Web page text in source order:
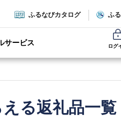
ふるなびカタログ ふ
サービス ログ
る返礼品一覧